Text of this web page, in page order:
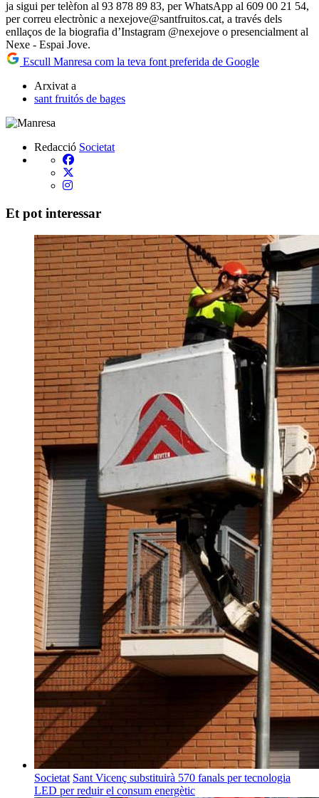
ja sigui per telèfon al 93 878 89 83, per WhatsApp al 609 00 21 54,
per correu electrònic a nexejove@santfruitos.cat, a través dels
enllaços de la biografia d’Instagram @nexejove o presencialment al
Nexe - Espai Jove.
Escull Manresa com la teva font preferida de Google
Arxivat a
sant fruitós de bages
Redacció Societat
Et pot interessar
Societat Sant Vicenç substituirà 570 fanals per tecnologia
LED per reduir el consum energètic